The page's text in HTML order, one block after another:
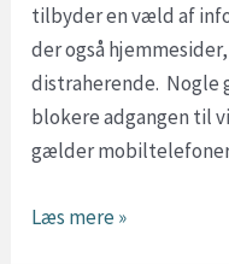
tilbyder en væld af
der også
distraherende. Nogle
blokere adgangen til
gælder
Hvordan
Læs mere »